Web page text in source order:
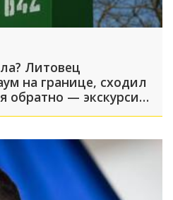
Литовец
на границе, сходил
обратно — экскурсия